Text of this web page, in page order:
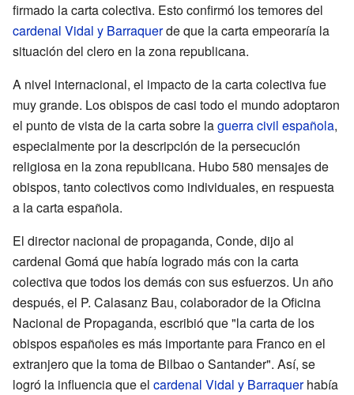
firmado la carta colectiva. Esto confirmó los temores del
cardenal Vidal y Barraquerde que la carta empeoraría la
situación del clero en la zona republicana.
A nivel internacional, el impacto de la carta colectiva fue
muy grande. Los obispos de casi todo el mundo adoptaron
el punto de vista de la carta sobre laguerra civil española,
especialmente por la descripción de la persecución
religiosa en la zona republicana. Hubo 580 mensajes de
obispos, tanto colectivos como individuales, en respuesta
a la carta española.
El director nacional de propaganda, Conde, dijo al
cardenal Gomá que había logrado más con la carta
colectiva que todos los demás con sus esfuerzos. Un año
después, el P. Calasanz Bau, colaborador de la Oficina
Nacional de Propaganda, escribió que "la carta de los
obispos españoles es más importante para Franco en el
extranjero que la toma de Bilbao o Santander". Así, se
logró la influencia que el cardenal Vidal y Barraquerhabía